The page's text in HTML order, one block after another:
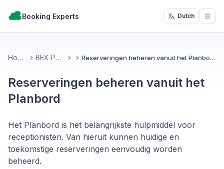
Booking Experts Dutch
Home BEX PMS Reserveringen beheren vanuit het Planbord
Reserveringen beheren vanuit het
Planbord
Het Planbord is het belangrijkste hulpmiddel voor
receptionisten. Van hieruit kunnen huidige en
toekomstige reserveringen eenvoudig worden
beheerd.